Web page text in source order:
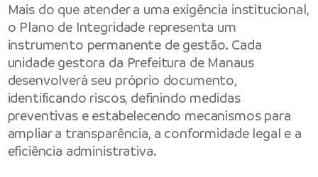
Mais do que atender a uma exigência institucional,
o Plano de Integridade representa um
instrumento permanente de gestão. Cada
unidade gestora da Prefeitura de Manaus
desenvolverá seu próprio documento,
identificando riscos, definindo medidas
preventivas e estabelecendo mecanismos para
ampliar a transparência, a conformidade legal e a
eficiência administrativa.